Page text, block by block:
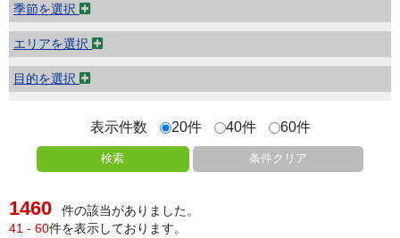
季節を選択
エリアを選択
目的を選択
表示件数 20件 40件 60件
検索 条件クリア
1460
件の該当がありました。
41 - 60件を表示しております。